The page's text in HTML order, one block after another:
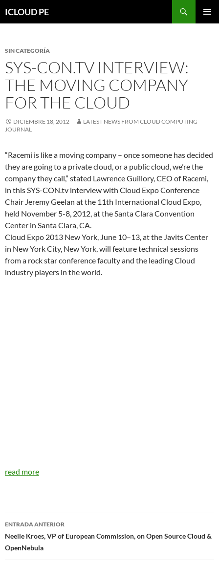
hacia
ICLOUD PE
SIN CATEGORÍA
SYS-CON.TV INTERVIEW:
THE MOVING COMPANY
FOR THE CLOUD
DICIEMBRE 18, 2012
LATEST NEWS FROM CLOUD COMPUTING
JOURNAL
“Racemi is like a moving company – once someone has decided
they are going to a private cloud, or a public cloud, we’re the
company they call,” stated Lawrence Guillory, CEO of Racemi,
in this SYS-CON.tv interview with Cloud Expo Conference
Chair Jeremy Geelan at the 11th International Cloud Expo,
held November 5-8, 2012, at the Santa Clara Convention
Center in Santa Clara, CA.
Cloud Expo 2013 New York, June 10–13, at the Javits Center
in New York City, New York, will feature technical sessions
from a rock star conference faculty and the leading Cloud
industry players in the world.
read more
Navegador
de
entradas
ENTRADA ANTERIOR
Neelie Kroes, VP of European Commission, on Open Source Cloud &
OpenNebula